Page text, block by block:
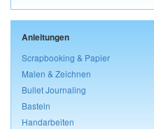
Anleitungen
Scrapbooking & Papier
Malen & Zeichnen
Bullet Journaling
Basteln
Handarbeiten